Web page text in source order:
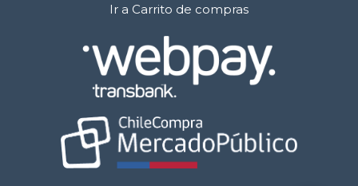
Ir a Carrito de compras